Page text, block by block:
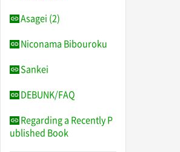
Asagei (2)
Niconama Bibouroku
Sankei
DEBUNK/FAQ
Regarding a Recently P
ublished Book